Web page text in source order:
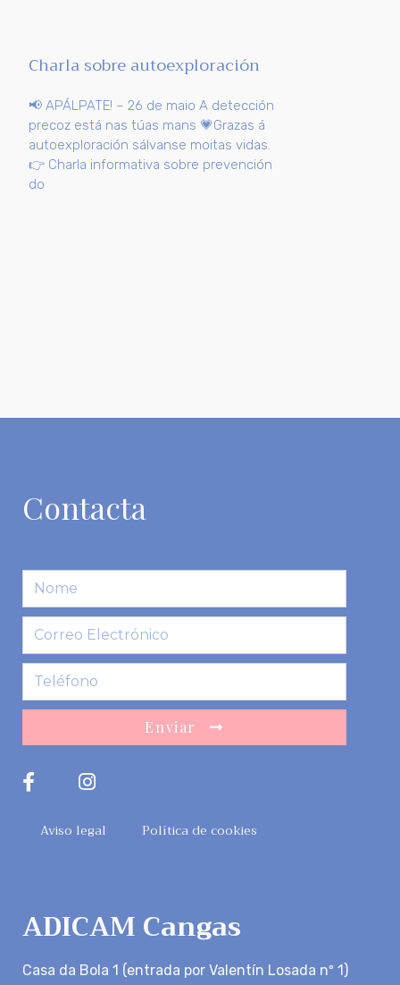
Charla sobre autoexploración
📢 APÁLPATE! – 26 de maio A detección
precoz está nas túas mans 💗Grazas á
autoexploración sálvanse moitas vidas.
👉 Charla informativa sobre prevención
do
Contacta
Enviar
Aviso legal Política de cookies
ADICAM Cangas
Casa da Bola 1 (entrada por Valentín Losada nº 1)